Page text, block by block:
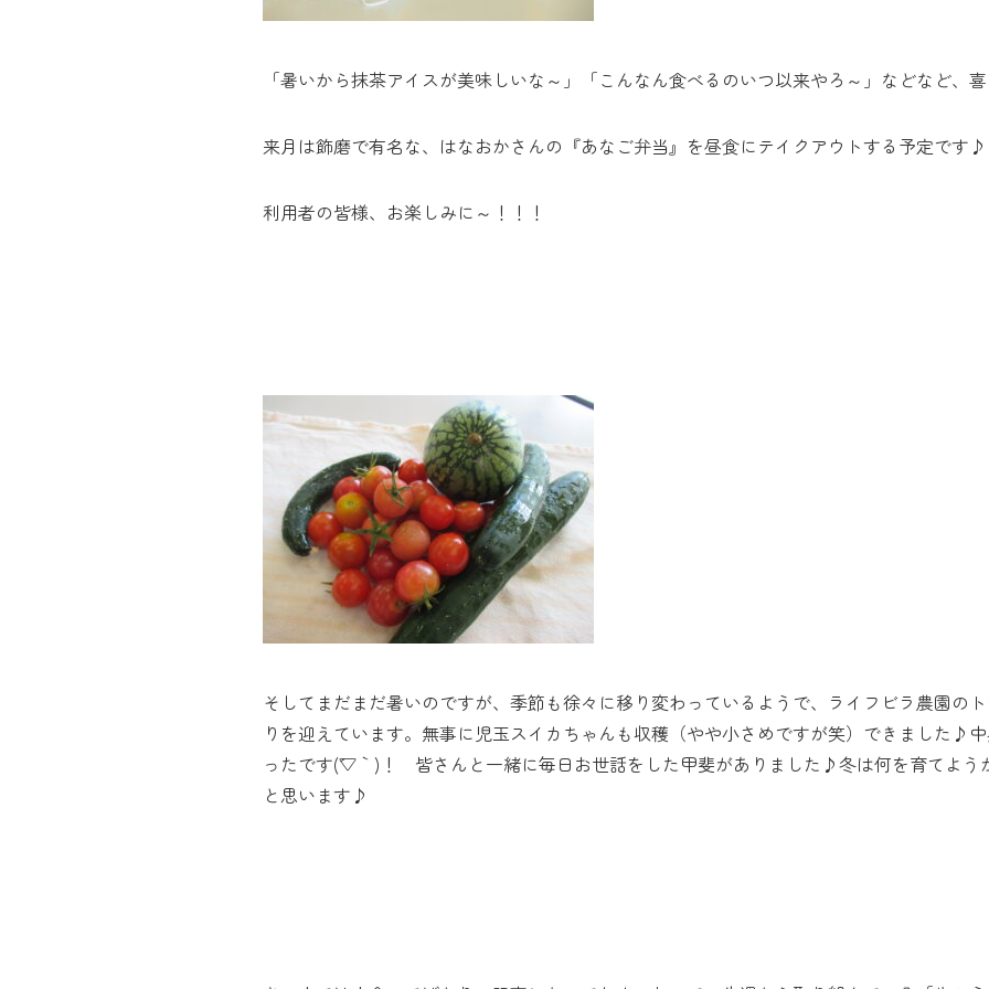
「暑いから抹茶アイスが美味しいな～」「こんなん食べるのいつ以来やろ～」などなど、
来月は飾磨で有名な、はなおかさんの『あなご弁当』を昼食にテイクアウトする予定です♪
利用者の皆様、お楽しみに～！！！
そしてまだまだ暑いのですが、季節も徐々に移り変わっているようで、ライフビラ農園の
りを迎えています。無事に児玉スイカちゃんも収穫（やや小さめですが笑）できました♪
ったです(´▽｀)！ 皆さんと一緒に毎日お世話をした甲斐がありました♪冬は何を育てよう
と思います♪